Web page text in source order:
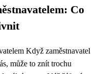
Co
Když zaměstnavatel
může to znít trochu